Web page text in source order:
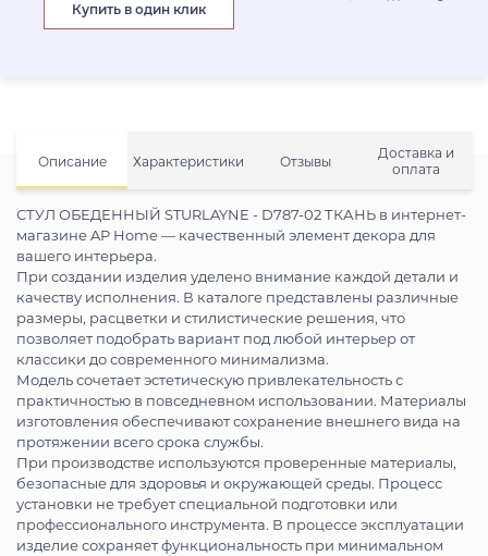
Описание Характеристики Отзывы
Доставка и
оплата
СТУЛ ОБЕДЕННЫЙ STURLAYNE - D787-02 ТКАНЬ в интернет-
магазине AP Home — качественный элемент декора для
вашего интерьера.
При создании изделия уделено внимание каждой детали и
качеству исполнения. В каталоге представлены различные
размеры, расцветки и стилистические решения, что
позволяет подобрать вариант под любой интерьер от
классики до современного минимализма.
Модель сочетает эстетическую привлекательность с
практичностью в повседневном использовании. Материалы
изготовления обеспечивают сохранение внешнего вида на
протяжении всего срока службы.
При производстве используются проверенные материалы,
безопасные для здоровья и окружающей среды. Процесс
установки не требует специальной подготовки или
профессионального инструмента. В процессе эксплуатации
изделие сохраняет функциональность при минимальном
Купить в один клик